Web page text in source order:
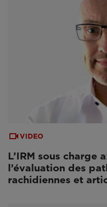
VIDEO
L’IRM sous charge
l’évaluation des
rachidiennes et